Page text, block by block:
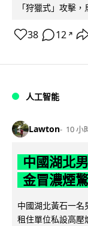
「狩獵式」攻擊
38 12 ↗
人工智能
Lawton 10 小
中國湖北
金冒濃煙
中國湖北黃石一
租住單位私設高壓